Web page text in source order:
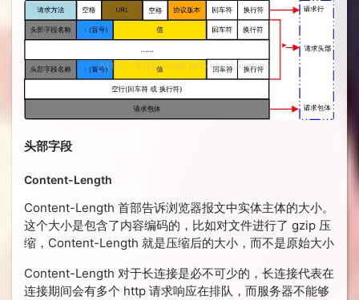
头部字段
Content-Length
Content-Length 首部告诉浏览器报文中实体主体的大小。
这个大小是包含了内容编码的，比如对文件进行了 gzip 压
缩，Content-Length 就是压缩后的大小，而不是原始大小
Content-Length 对于长连接是必不可少的，长连接代表在
连接期间会有多个 http 请求响应在排队，而服务器不能够